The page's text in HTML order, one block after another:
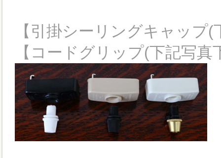
【引掛シーリングキャップ
【コードグリップ(下記写